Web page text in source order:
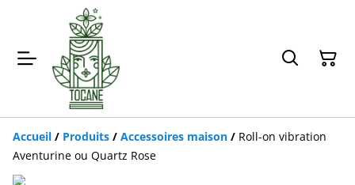
Accueil / Produits / Accessoires maison / Roll-on vibration
Aventurine ou Quartz Rose